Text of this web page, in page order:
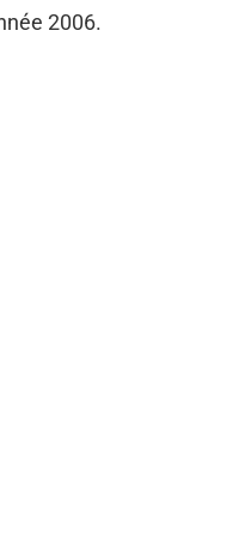
2006.